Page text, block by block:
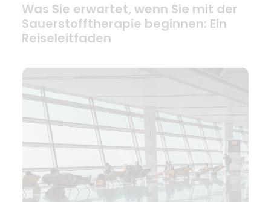
Was Sie erwartet, wenn Sie mit der
Sauerstofftherapie beginnen: Ein
Reiseleitfaden